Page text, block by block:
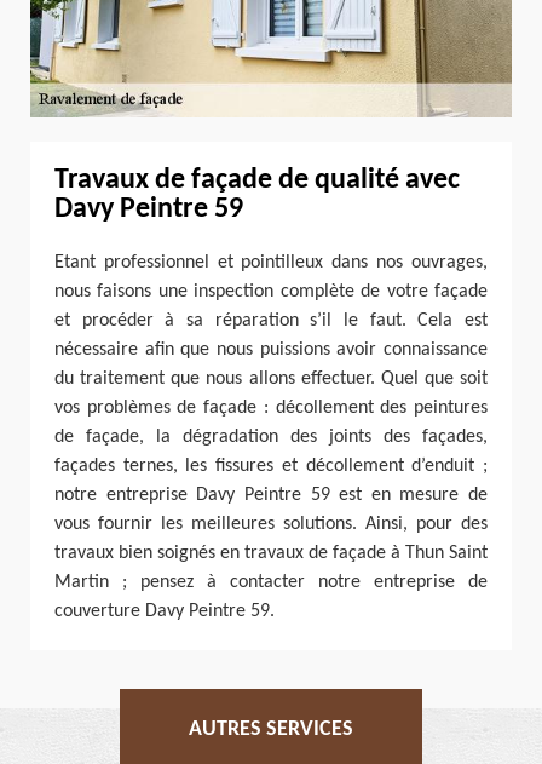
Travaux de façade de qualité avec
Davy Peintre 59
Etant professionnel et pointilleux dans nos ouvrages,
nous faisons une inspection complète de votre façade
et procéder à sa réparation s’il le faut. Cela est
nécessaire afin que nous puissions avoir connaissance
du traitement que nous allons effectuer. Quel que soit
vos problèmes de façade : décollement des peintures
de façade, la dégradation des joints des façades,
façades ternes, les fissures et décollement d’enduit ;
notre entreprise Davy Peintre 59 est en mesure de
vous fournir les meilleures solutions. Ainsi, pour des
travaux bien soignés en travaux de façade à Thun Saint
Martin ; pensez à contacter notre entreprise de
couverture Davy Peintre 59.
AUTRES SERVICES